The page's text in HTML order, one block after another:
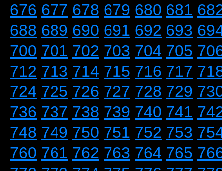
676 677 678 679 680 681
688 689 690 691 692 693
700 701 702 703 704 705
712 713 714 715 716 717
724 725 726 727 728 729
736 737 738 739 740 741
748 749 750 751 752 753
760 761 762 763 764 765